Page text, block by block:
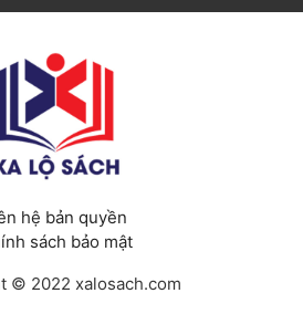
hệ bản quyền
sách bảo mật
© 2022 xalosach.com